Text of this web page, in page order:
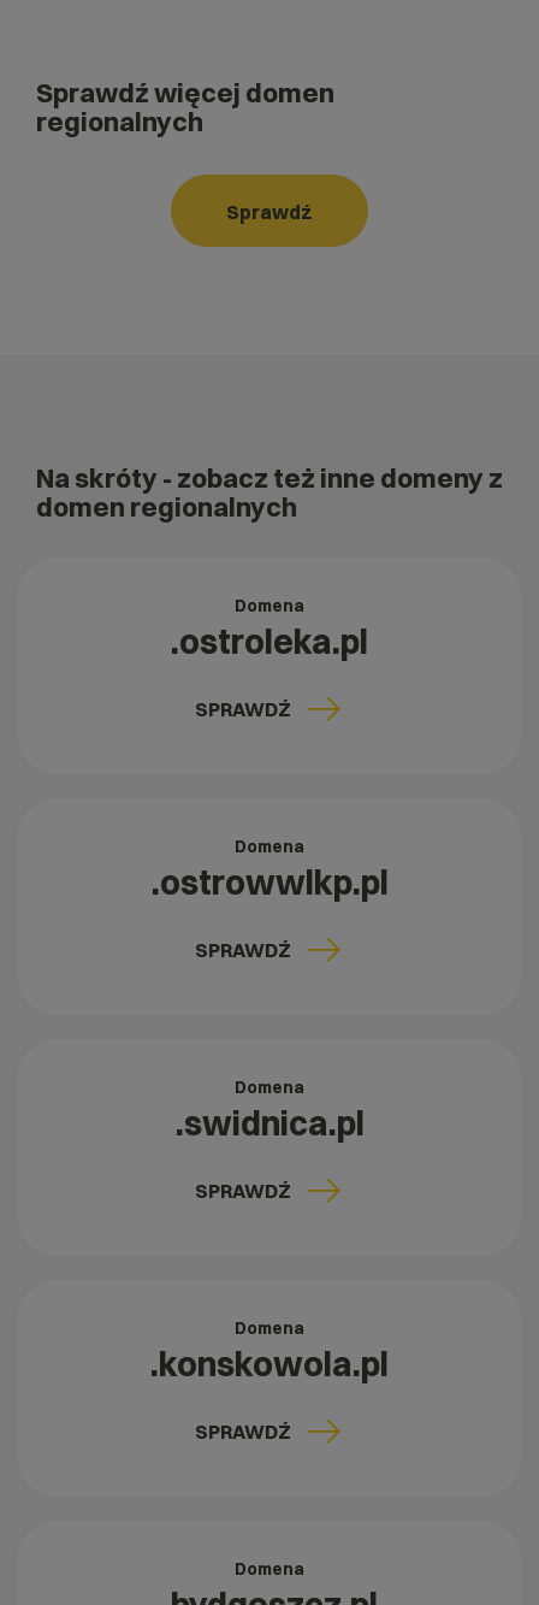
Sprawdź więcej domen
regionalnych
Sprawdź
Na skróty - zobacz też inne domeny z
domen regionalnych
Domena
.ostroleka.pl
SPRAWDŹ
Domena
.ostrowwlkp.pl
SPRAWDŹ
Domena
.swidnica.pl
SPRAWDŹ
Domena
.konskowola.pl
SPRAWDŹ
Domena